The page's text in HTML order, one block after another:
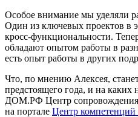
Особое внимание мы уделяли
Один из ключевых проектов в
кросс-функциональности.
обладают опытом работы в
есть опыт работы в других
Что, по мнению Алексея,
предстоящего года, и на каких
ДОМ.РФ Центр
на портале Центр